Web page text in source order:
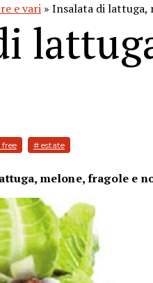
e vari » Insalata di lattuga,
# estate
melone, fragole e